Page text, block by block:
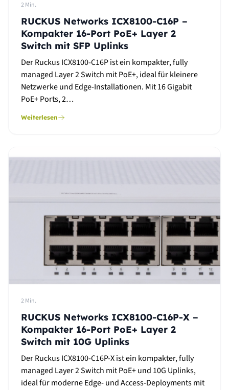
2 Min.
RUCKUS Networks ICX8100-C16P –
Kompakter 16-Port PoE+ Layer 2
Switch mit SFP Uplinks
Der Ruckus ICX8100-C16P ist ein kompakter, fully
managed Layer 2 Switch mit PoE+, ideal für kleinere
Netzwerke und Edge-Installationen. Mit 16 Gigabit
PoE+ Ports, 2…
Weiterlesen
2 Min.
RUCKUS Networks ICX8100-C16P-X –
Kompakter 16-Port PoE+ Layer 2
Switch mit 10G Uplinks
Der Ruckus ICX8100-C16P-X ist ein kompakter, fully
managed Layer 2 Switch mit PoE+ und 10G Uplinks,
ideal für moderne Edge- und Access-Deployments mit